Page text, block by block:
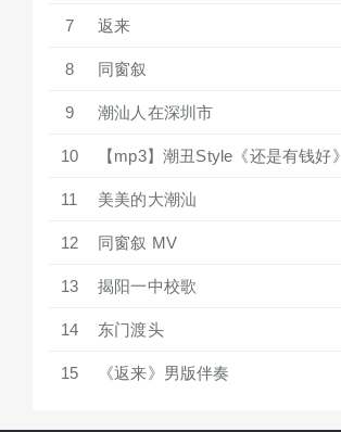
7 返来
8 同窗叙
9 潮汕人在深圳市
10 【mp3】潮丑Style《还是有钱好》
11 美美的大潮汕
12 同窗叙 MV
13 揭阳一中校歌
14 东门渡头
15 《返来》男版伴奏